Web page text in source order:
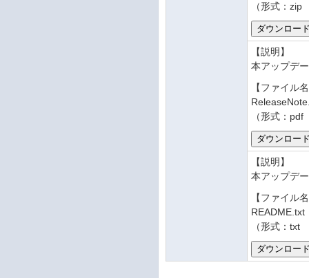
（形式：
【説明】
本アップデ
【ファイル
（形式：
【説明】
本アップデ
【ファイル
README.txt
（形式：txt